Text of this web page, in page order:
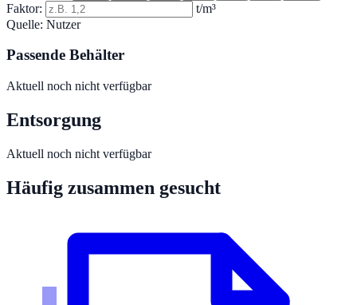
Faktor:
t/m³
Quelle: Nutzer
Passende Behälter
Aktuell noch nicht verfügbar
Entsorgung
Aktuell noch nicht verfügbar
Häufig zusammen gesucht